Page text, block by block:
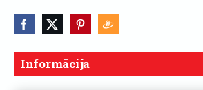
Informācija